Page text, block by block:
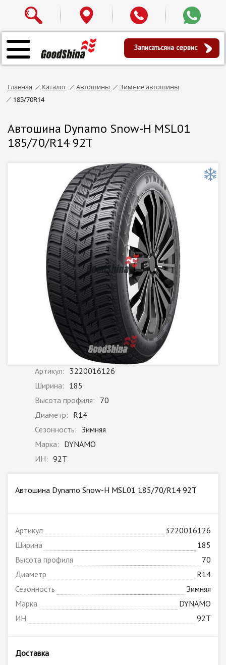
Записатьсяна сервис
Главная Каталог Автошины
Зимние автошины
185/70R14
Автошина Dynamo Snow-H MSL01
185/70/R14 92T
Артикул: 3220016126
Ширина: 185
Высота профиля: 70
Диаметр: R14
Сезонность: Зимняя
Марка: DYNAMO
ИН: 92T
Автошина Dynamo Snow-H MSL01 185/70/R14 92T
Артикул
3220016126
Ширина
185
Высота профиля
70
Диаметр
R14
Сезонность
Зимняя
Марка
DYNAMO
ИН
92T
Доставка